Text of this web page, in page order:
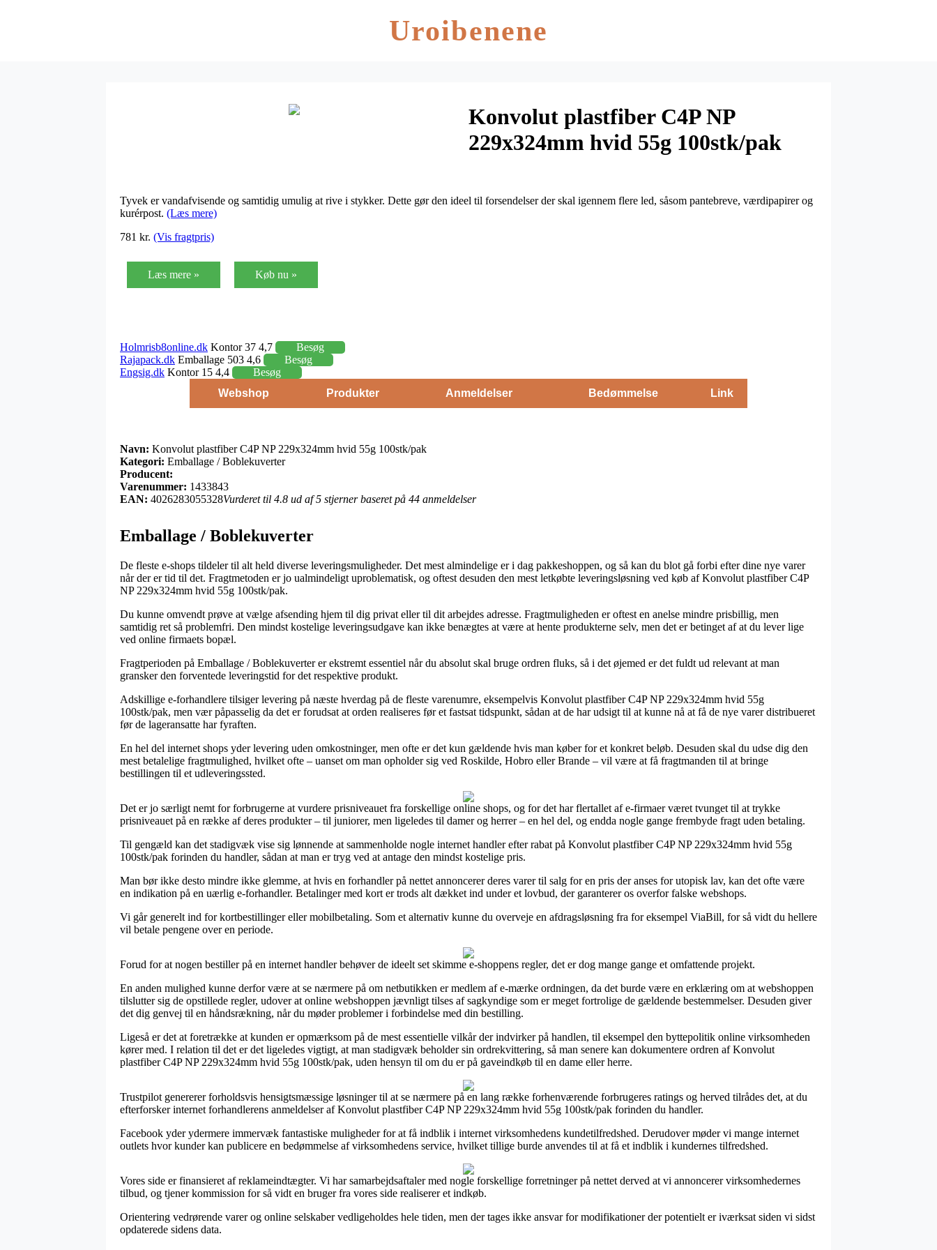
Uroibenene
Konvolut plastfiber C4P NP
229x324mm hvid 55g 100stk/pak
Tyvek er vandafvisende og samtidig umulig at rive i stykker. Dette gør den ideel til forsendelser der skal igennem flere led, såsom pantebreve, værdipapirer og
kurérpost. (Læs mere)
781 kr. (Vis fragtpris)
Læs mere » Køb nu »
Holmrisb8online.dk Kontor 37 4,7
Besøg
Rajapack.dk Emballage 503 4,6
Besøg
Engsig.dk Kontor 15 4,4
Besøg
Webshop
Produkter Anmeldelser Bedømmelse Link
Navn: Konvolut plastfiber C4P NP 229x324mm hvid 55g 100stk/pak
Kategori: Emballage / Boblekuverter
Producent:
Varenummer: 1433843
EAN: 4026283055328Vurderet til 4.8 ud af 5 stjerner baseret på 44 anmeldelser
Emballage / Boblekuverter
De fleste e-shops tildeler til alt held diverse leveringsmuligheder. Det mest almindelige er i dag pakkeshoppen, og så kan du blot gå forbi efter dine nye varer
når der er tid til det. Fragtmetoden er jo ualmindeligt uproblematisk, og oftest desuden den mest letkøbte leveringsløsning ved køb af Konvolut plastfiber C4P
NP 229x324mm hvid 55g 100stk/pak.
Du kunne omvendt prøve at vælge afsending hjem til dig privat eller til dit arbejdes adresse. Fragtmuligheden er oftest en anelse mindre prisbillig, men
samtidig ret så problemfri. Den mindst kostelige leveringsudgave kan ikke benægtes at være at hente produkterne selv, men det er betinget af at du lever lige
ved online firmaets bopæl.
Fragtperioden på Emballage / Boblekuverter er ekstremt essentiel når du absolut skal bruge ordren fluks, så i det øjemed er det fuldt ud relevant at man
gransker den forventede leveringstid for det respektive produkt.
Adskillige e-forhandlere tilsiger levering på næste hverdag på de fleste varenumre, eksempelvis Konvolut plastfiber C4P NP 229x324mm hvid 55g
100stk/pak, men vær påpasselig da det er forudsat at orden realiseres før et fastsat tidspunkt, sådan at de har udsigt til at kunne nå at få de nye varer distribueret
før de lageransatte har fyraften.
En hel del internet shops yder levering uden omkostninger, men ofte er det kun gældende hvis man køber for et konkret beløb. Desuden skal du udse dig den
mest betalelige fragtmulighed, hvilket ofte – uanset om man opholder sig ved Roskilde, Hobro eller Brande – vil være at få fragtmanden til at bringe
bestillingen til et udleveringssted.
Det er jo særligt nemt for forbrugerne at vurdere prisniveauet fra forskellige online shops, og for det har flertallet af e-firmaer været tvunget til at trykke
prisniveauet på en række af deres produkter – til juniorer, men ligeledes til damer og herrer – en hel del, og endda nogle gange frembyde fragt uden betaling.
Til gengæld kan det stadigvæk vise sig lønnende at sammenholde nogle internet handler efter rabat på Konvolut plastfiber C4P NP 229x324mm hvid 55g
100stk/pak forinden du handler, sådan at man er tryg ved at antage den mindst kostelige pris.
Man bør ikke desto mindre ikke glemme, at hvis en forhandler på nettet annoncerer deres varer til salg for en pris der anses for utopisk lav, kan det ofte være
en indikation på en uærlig e-forhandler. Betalinger med kort er trods alt dækket ind under et lovbud, der garanterer os overfor falske webshops.
Vi går generelt ind for kortbestillinger eller mobilbetaling. Som et alternativ kunne du overveje en afdragsløsning fra for eksempel ViaBill, for så vidt du hellere
vil betale pengene over en periode.
Forud for at nogen bestiller på en internet handler behøver de ideelt set skimme e-shoppens regler, det er dog mange gange et omfattende projekt.
En anden mulighed kunne derfor være at se nærmere på om netbutikken er medlem af e-mærke ordningen, da det burde være en erklæring om at webshoppen
tilslutter sig de opstillede regler, udover at online webshoppen jævnligt tilses af sagkyndige som er meget fortrolige de gældende bestemmelser. Desuden giver
det dig genvej til en håndsrækning, når du møder problemer i forbindelse med din bestilling.
Ligeså er det at foretrække at kunden er opmærksom på de mest essentielle vilkår der indvirker på handlen, til eksempel den byttepolitik online virksomheden
kører med. I relation til det er det ligeledes vigtigt, at man stadigvæk beholder sin ordrekvittering, så man senere kan dokumentere ordren af Konvolut
plastfiber C4P NP 229x324mm hvid 55g 100stk/pak, uden hensyn til om du er på gaveindkøb til en dame eller herre.
Trustpilot genererer forholdsvis hensigtsmæssige løsninger til at se nærmere på en lang række forhenværende forbrugeres ratings og herved tilrådes det, at du
efterforsker internet forhandlerens anmeldelser af Konvolut plastfiber C4P NP 229x324mm hvid 55g 100stk/pak forinden du handler.
Facebook yder ydermere immervæk fantastiske muligheder for at få indblik i internet virksomhedens kundetilfredshed. Derudover møder vi mange internet
outlets hvor kunder kan publicere en bedømmelse af virksomhedens service, hvilket tillige burde anvendes til at få et indblik i kundernes tilfredshed.
Vores side er finansieret af reklameindtægter. Vi har samarbejdsaftaler med nogle forskellige forretninger på nettet derved at vi annoncerer virksomhedernes
tilbud, og tjener kommission for så vidt en bruger fra vores side realiserer et indkøb.
Orientering vedrørende varer og online selskaber vedligeholdes hele tiden, men der tages ikke ansvar for modifikationer der potentielt er iværksat siden vi sidst
opdaterede sidens data.